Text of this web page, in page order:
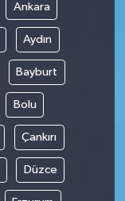
Ankara
Aydın
Bayburt
Bolu
Çankırı
Düzce